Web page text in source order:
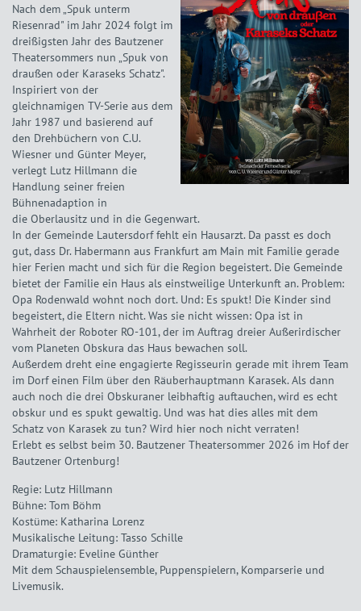
Nach dem „Spuk unterm
Riesenrad" im Jahr 2024 folgt im
dreißigsten Jahr des Bautzener
Theatersommers nun „Spuk von
draußen oder Karaseks Schatz".
Inspiriert von der
gleichnamigen TV-Serie aus dem
Jahr 1987 und basierend auf
den Drehbüchern von C.U.
Wiesner und Günter Meyer,
verlegt Lutz Hillmann die
Handlung seiner freien
Bühnenadaption in
die Oberlausitz und in die Gegenwart.
In der Gemeinde Lautersdorf fehlt ein Hausarzt. Da passt es doch
gut, dass Dr. Habermann aus Frankfurt am Main mit Familie gerade
hier Ferien macht und sich für die Region begeistert. Die Gemeinde
bietet der Familie ein Haus als einstweilige Unterkunft an. Problem:
Opa Rodenwald wohnt noch dort. Und: Es spukt! Die Kinder sind
begeistert, die Eltern nicht. Was sie nicht wissen: Opa ist in
Wahrheit der Roboter RO-101, der im Auftrag dreier Außerirdischer
vom Planeten Obskura das Haus bewachen soll.
Außerdem dreht eine engagierte Regisseurin gerade mit ihrem Team
im Dorf einen Film über den Räuberhauptmann Karasek. Als dann
auch noch die drei Obskuraner leibhaftig auftauchen, wird es echt
obskur und es spukt gewaltig. Und was hat dies alles mit dem
Schatz von Karasek zu tun? Wird hier noch nicht verraten!
Erlebt es selbst beim 30. Bautzener Theatersommer 2026 im Hof der
Bautzener Ortenburg!
Regie: Lutz Hillmann
Bühne: Tom Böhm
Kostüme: Katharina Lorenz
Musikalische Leitung: Tasso Schille
Dramaturgie: Eveline Günther
Mit dem Schauspielensemble, Puppenspielern, Komparserie und
Livemusik.